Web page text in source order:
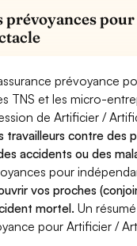
prévoyances
prévoyance
TNS et les micro-
de Artificier /
travailleurs contre des
accidents ou des
pour
vos proches
mortel. Un
pour Artificier /